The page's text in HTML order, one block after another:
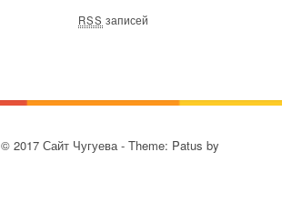
RSS записей
© 2017 Сайт Чугуева - Theme: Patus by